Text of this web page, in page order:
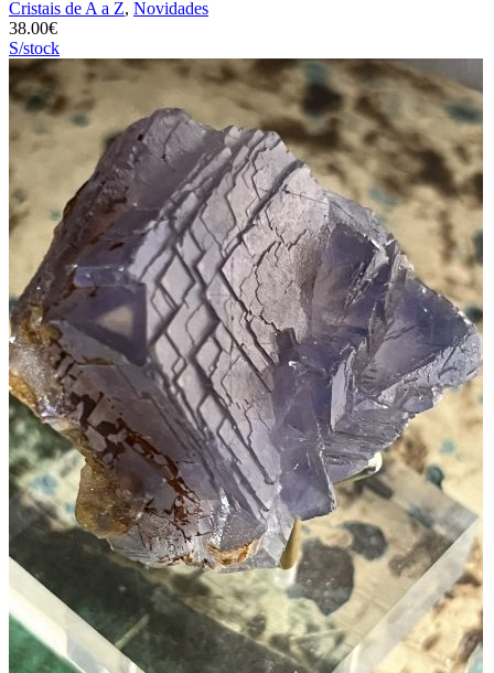
Cristais de A a Z, Novidades
38.00€
S/stock